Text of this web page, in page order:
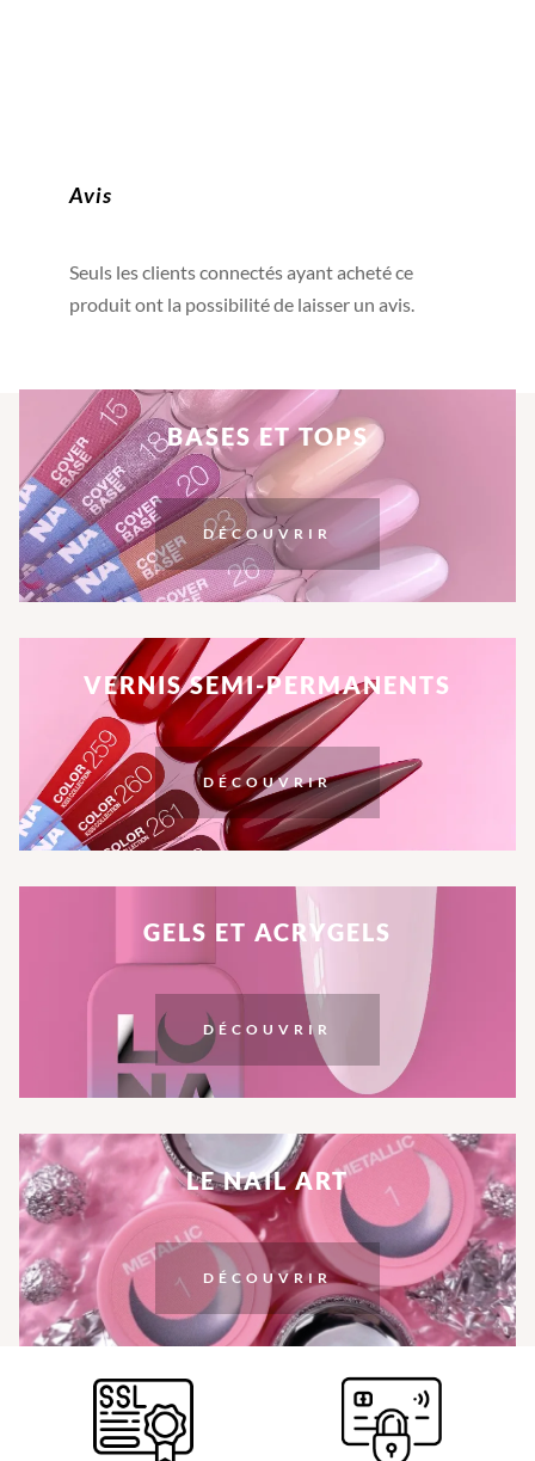
Avis
Seuls les clients connectés ayant acheté ce
produit ont la possibilité de laisser un avis.
BASES ET TOPS
DÉCOUVRIR
VERNIS SEMI-PERMANENTS
DÉCOUVRIR
GELS ET ACRYGELS
DÉCOUVRIR
LE NAIL ART
DÉCOUVRIR